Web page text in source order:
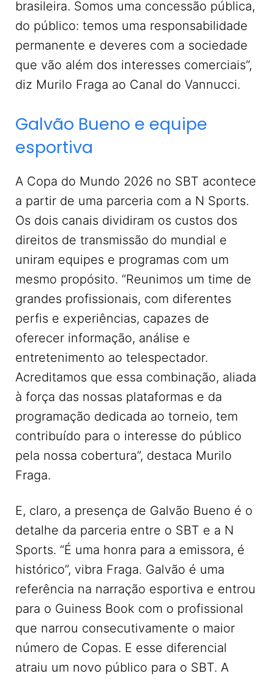
brasileira. Somos uma concessão pública,
do público: temos uma responsabilidade
permanente e deveres com a sociedade
que vão além dos interesses comerciais”,
diz Murilo Fraga ao Canal do Vannucci.
Galvão Bueno e equipe
esportiva
A Copa do Mundo 2026 no SBT acontece
a partir de uma parceria com a N Sports.
Os dois canais dividiram os custos dos
direitos de transmissão do mundial e
uniram equipes e programas com um
mesmo propósito. “Reunimos um time de
grandes profissionais, com diferentes
perfis e experiências, capazes de
oferecer informação, análise e
entretenimento ao telespectador.
Acreditamos que essa combinação, aliada
à força das nossas plataformas e da
programação dedicada ao torneio, tem
contribuído para o interesse do público
pela nossa cobertura”, destaca Murilo
Fraga.
E, claro, a presença de Galvão Bueno é o
detalhe da parceria entre o SBT e a N
Sports. “É uma honra para a emissora, é
histórico”, vibra Fraga. Galvão é uma
referência na narração esportiva e entrou
para o Guiness Book com o profissional
que narrou consecutivamente o maior
número de Copas. E esse diferencial
atraiu um novo público para o SBT. A